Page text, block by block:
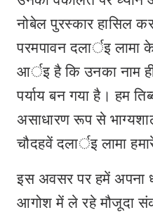
नोबेल पुरस्कार हासिल
परमपावन दलार्इ लामा
आर्इ है कि उनका नाम
पर्याय बन गया है। हम
असाधारण रूप से
चौदहवें दलार्इ लामा
इस अवसर पर हमें अपना
आगोश में ले रहे मौजूदा